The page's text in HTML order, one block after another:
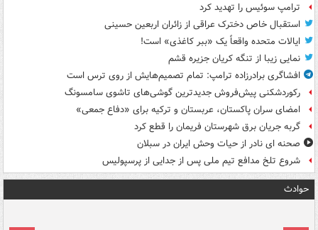
ترامپ سوئیس را تهدید کرد
استقبال خاص دخترک عراقی از زائران اربعین حسینی
ایالات متحده واقعاً یک «ببر کاغذی» است!
نمایی زیبا از تنگه کریان جزیره قشم
افشاگری برادرزاده ترامپ: تمام تصمیم‌هایش از روی ترس است
رکوردشکنی پیش‌فروش جدیدترین گوشی‌های تاشوی سامسونگ
امضای سران پاکستان، عربستان و ترکیه برای «دفاع جمعی»
گربه جریان برق شهرستان فریمان را قطع کرد
صحنه ای نادر از حیات وحش ایران در سبلان
شروع تلخ مدافع تیم ملی پس از جدایی از پرسپولیس
حوادث